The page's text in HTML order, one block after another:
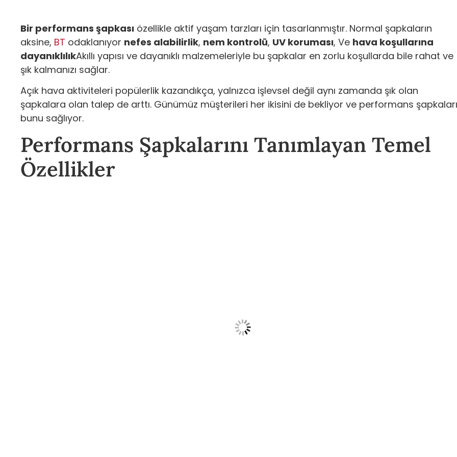
Bir performans şapkası özellikle aktif yaşam tarzları için tasarlanmıştır. Normal şapkaların
aksine, BT odaklanıyor nefes alabilirlik, nem kontrolü, UV koruması, Ve hava koşullarına
dayanıklılıkAkıllı yapısı ve dayanıklı malzemeleriyle bu şapkalar en zorlu koşullarda bile rahat ve
şık kalmanızı sağlar.
Açık hava aktiviteleri popülerlik kazandıkça, yalnızca işlevsel değil aynı zamanda şık olan
şapkalara olan talep de arttı. Günümüz müşterileri her ikisini de bekliyor ve performans şapkaları
bunu sağlıyor.
Performans Şapkalarını Tanımlayan Temel
Özellikler